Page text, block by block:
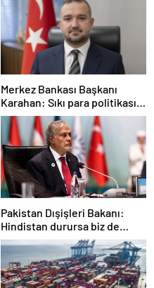
Merkez Bankası Başkanı
Karahan: Sıkı para politikası
duruşumuz sürecek
Pakistan Dışişleri Bakanı:
Hindistan durursa biz de
duracağız